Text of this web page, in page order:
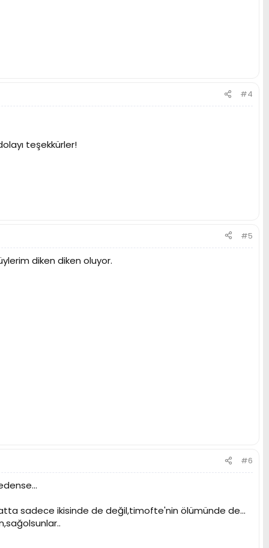
#4
teşekkürler!
#5
diken diken oluyor.
#6
sadece ikisinde de değil,timofte'nin ölümünde de...